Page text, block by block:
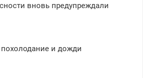
вновь предупреждали
похолодание и дожди